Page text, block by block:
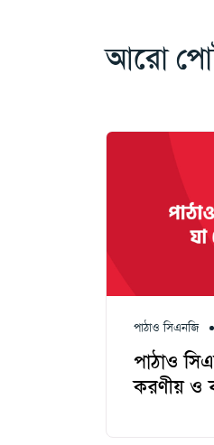
আরো
পাঠাও সিএনজি
পাঠাও
করণীয় ও